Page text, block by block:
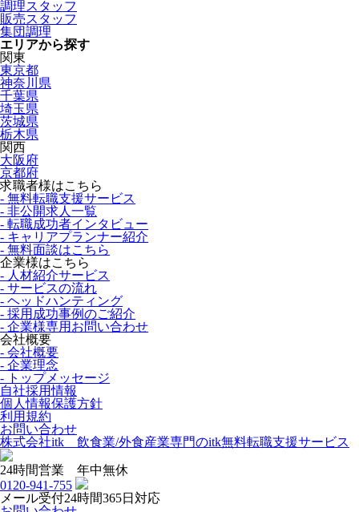
調理スタッフ
販売スタッフ
集団調理
エリアから探す
関東
東京都
神奈川県
千葉県
埼玉県
茨城県
栃木県
関西
大阪府
京都府
求職者様はこちら
- 無料転職支援サービス
- 非公開求人一覧
- 転職成功者インタビュー
- キャリアプランナー紹介
- 無料面談はこちら
企業様はこちら
- 人材紹介サービス
- サービスの流れ
- ヘッドハンティング
- 採用成功事例のご紹介
- 企業様専用お問い合わせ
会社概要
- 会社概要
- 企業理念
- トップメッセージ
自社採用情報
個人情報保護方針
利用規約
お問い合わせ
株式会社itk 飲食業/外食産業専門のitk無料転職支援サービス
24時間営業 年中無休
0120-941-755
メール受付24時間365日対応